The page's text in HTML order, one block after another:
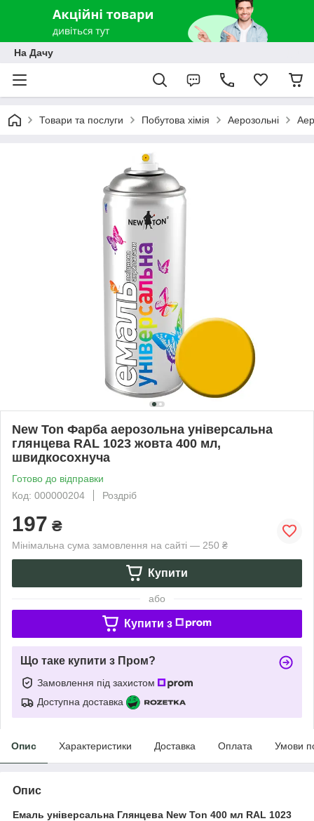
На Дачу
Товари та послуги Побутова хімія Аерозольні
New Ton Фарба аерозольна універсальна
глянцева RAL 1023 жовта 400 мл,
швидкосохнуча
Готово до відправки
Код: 000000204
Роздріб
197 ₴
Мінімальна сума замовлення на сайті — 250 ₴
Купити
або
Купити з
Що таке купити з Пром?
Замовлення під захистом
Доступна доставка
Опис Характеристики Доставка Оплата Умови
Опис
Емаль універсальна Глянцева New Ton 400 мл RAL 1023